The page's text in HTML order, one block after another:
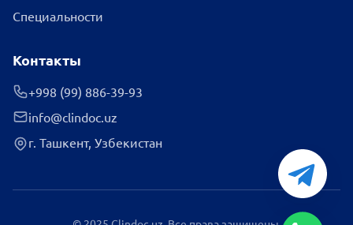
Специальности
Контакты
+998 (99) 886-39-93
info@clindoc.uz
г. Ташкент, Узбекистан